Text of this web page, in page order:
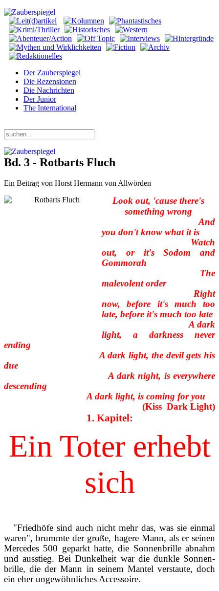
Der Zauberspiegel
Die Rezensionen
Die Nachrichten
Der Junior
The International
Bd. 3 - Rotbarts Fluch
Ein Beitrag von Horst Hermann von Allwörden
Look out, 'cause there's
something wrong
And
you don't know what it is
Watch
out, or it's Sodom and
Gommorah
The
malevolent order
Right
now, before it's much too
late, before it's much too late
A dark
light, a darkness never
ending
A dark light, the devil gets his
due
A dark night, is everywhere
descending
A dark light, is coming for you
(Kiss  Dark Light)
1. Kapitel:
Ein Toter erhebt
sich
"Friedhöfe sind auch nicht mehr das, was sie einmal
waren", brummte der große, hagere Mann, als er seinen
Merce­des 500 geparkt hatte, die Sonnenbrille ab­nahm
und ausstieg. Bei Dunkelheit war die dunkle Sonnen­
brille, die der Mann in seinem Mantel ver­staute, doch
ein eher ungewöhnliches Ac­cessoire.